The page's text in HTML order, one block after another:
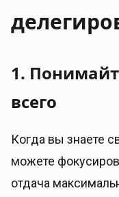
1.
всего
Когда вы знаете
можете
отдача